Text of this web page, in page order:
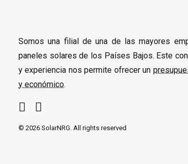
Somos una filial de una de las mayores
paneles solares de los Países Bajos. Este
y experiencia nos permite ofrecer un
y económico.
© 2026 SolarNRG. All rights reserved